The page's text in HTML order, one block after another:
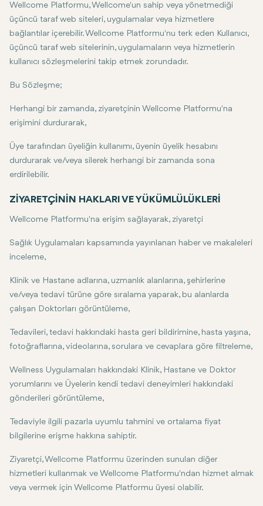
Wellcome Platformu, Wellcome'un sahip veya yönetmediği
üçüncü taraf web siteleri, uygulamalar veya hizmetlere
bağlantılar içerebilir. Wellcome Platformu'nu terk eden Kullanıcı,
üçüncü taraf web sitelerinin, uygulamaların veya hizmetlerin
kullanıcı sözleşmelerini takip etmek zorundadır.
Bu Sözleşme;
Herhangi bir zamanda, ziyaretçinin Wellcome Platformu'na
erişimini durdurarak,
Üye tarafından üyeliğin kullanımı, üyenin üyelik hesabını
durdurarak ve/veya silerek herhangi bir zamanda sona
erdirilebilir.
ZİYARETÇİNİN HAKLARI VE YÜKÜMLÜLÜKLERİ
Wellcome Platformu'na erişim sağlayarak, ziyaretçi
Sağlık Uygulamaları kapsamında yayınlanan haber ve makaleleri
inceleme,
Klinik ve Hastane adlarına, uzmanlık alanlarına, şehirlerine
ve/veya tedavi türüne göre sıralama yaparak, bu alanlarda
çalışan Doktorları görüntüleme,
Tedavileri, tedavi hakkındaki hasta geri bildirimine, hasta yaşına,
fotoğraflarına, videolarına, sorulara ve cevaplara göre filtreleme,
Wellness Uygulamaları hakkındaki Klinik, Hastane ve Doktor
yorumlarını ve Üyelerin kendi tedavi deneyimleri hakkındaki
gönderileri görüntüleme,
Tedaviyle ilgili pazarla uyumlu tahmini ve ortalama fiyat
bilgilerine erişme hakkına sahiptir.
Ziyaretçi, Wellcome Platformu üzerinden sunulan diğer
hizmetleri kullanmak ve Wellcome Platformu'ndan hizmet almak
veya vermek için Wellcome Platformu üyesi olabilir.